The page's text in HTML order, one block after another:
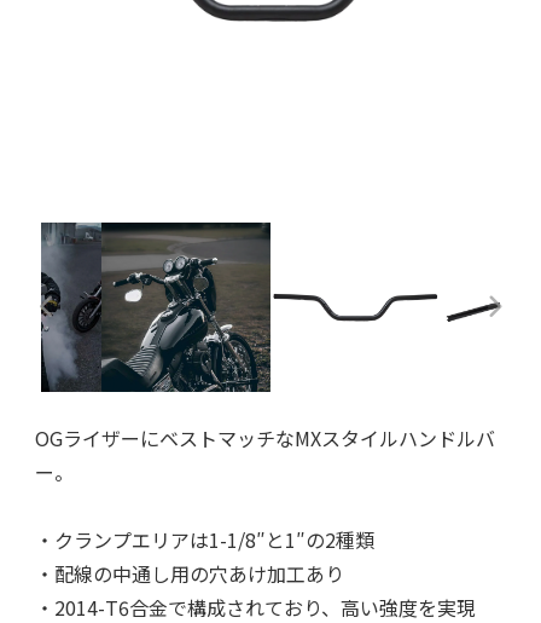
OGライザーにベストマッチなMXスタイルハンドルバ
ー。
・クランプエリアは1-1/8″と1″の2種類
・配線の中通し用の穴あけ加工あり
・2014-T6合金で構成されており、高い強度を実現